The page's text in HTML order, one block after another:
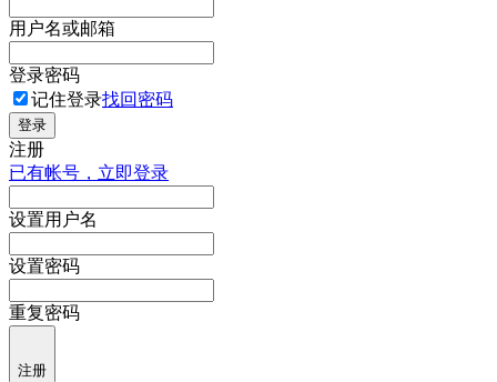
用户名或邮箱
登录密码
记住登录找回密码
登录
注册
已有帐号，立即登录
设置用户名
设置密码
重复密码
注册